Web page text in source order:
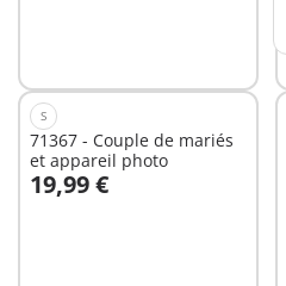
S
71367 - Couple de mariés
et appareil photo
19,99 €